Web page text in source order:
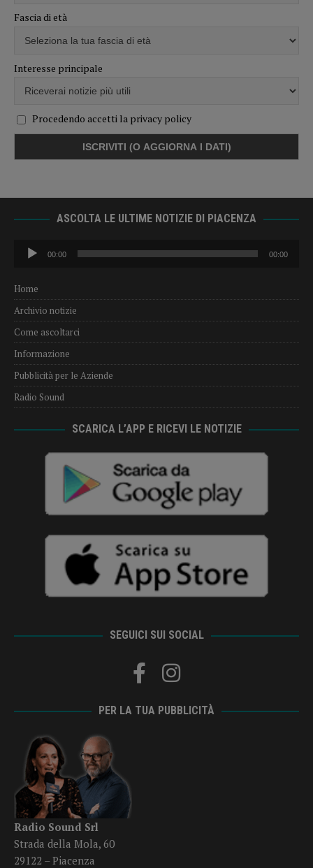
Fascia di età
Interesse principale
Procedendo accetti la privacy policy
ASCOLTA LE ULTIME NOTIZIE DI PIACENZA
Audio
Player
00:00 00:00
Home
Archivio notizie
Come ascoltarci
Informazione
Pubblicità per le Aziende
Radio Sound
SCARICA L’APP E RICEVI LE NOTIZIE
SEGUICI SUI SOCIAL
PER LA TUA PUBBLICITÀ
Radio Sound Srl
Strada della Mola, 60
29122 – Piacenza